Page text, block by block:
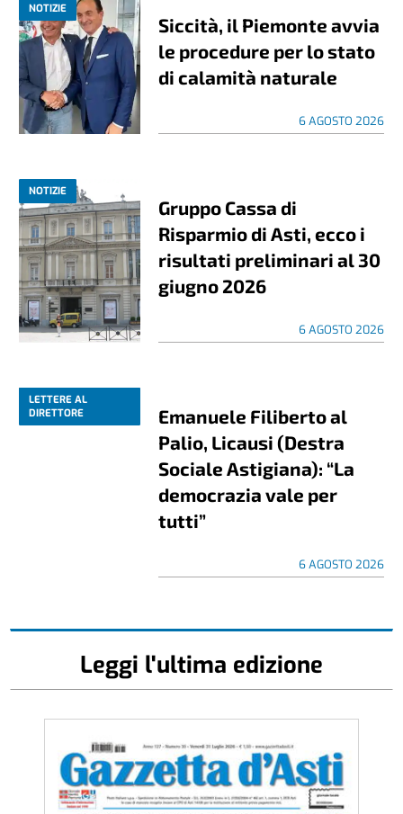
NOTIZIE
Siccità, il Piemonte avvia
le procedure per lo stato
di calamità naturale
6 AGOSTO 2026
NOTIZIE
Gruppo Cassa di
Risparmio di Asti, ecco i
risultati preliminari al 30
giugno 2026
6 AGOSTO 2026
LETTERE AL
DIRETTORE
Emanuele Filiberto al
Palio, Licausi (Destra
Sociale Astigiana): “La
democrazia vale per
tutti”
6 AGOSTO 2026
Leggi l'ultima edizione